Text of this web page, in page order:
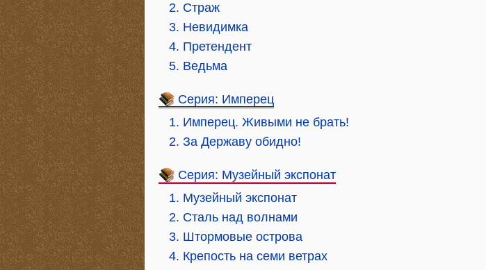
2. Страж
3. Невидимка
4. Претендент
5. Ведьма
Серия: Имперец
1. Имперец. Живыми не брать!
2. За Державу обидно!
Серия: Музейный экспонат
1. Музейный экспонат
2. Сталь над волнами
3. Штормовые острова
4. Крепость на семи ветрах